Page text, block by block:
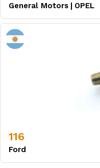
General Motors | OPEL
116
Ford